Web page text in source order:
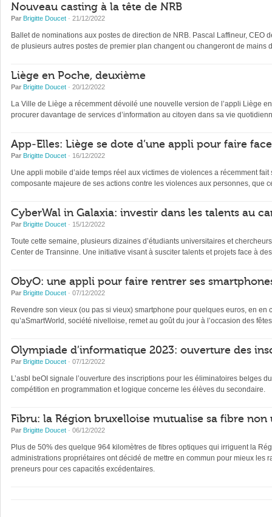
Nouveau casting à la tête de NRB
Par Brigitte Doucet · 21/12/2022
Ballet de nominations aux postes de direction de NRB. Pascal Laffineur,
de plusieurs autres postes de premier plan changent ou changeront de mains
Liège en Poche, deuxième
Par Brigitte Doucet · 20/12/2022
La Ville de Liège a récemment dévoilé une nouvelle version de l’appli Liège
procurer davantage de services d’information au citoyen dans sa vie
App-Elles: Liège se dote d’une appli pour faire
Par Brigitte Doucet · 16/12/2022
Une appli mobile d’aide temps réel aux victimes de violences a récemment
composante majeure de ses actions contre les violences aux personnes, que
CyberWal in Galaxia: investir dans les talents au
Par Brigitte Doucet · 15/12/2022
Toute cette semaine, plusieurs dizaines d’étudiants universitaires et
Center de Transinne. Une initiative visant à susciter talents et projets face à
ObyO: une appli pour faire rentrer ses
Par Brigitte Doucet · 07/12/2022
Revendre son vieux (ou pas si vieux) smartphone pour quelques euros, en
qu’aSmartWorld, société nivelloise, remet au goût du jour à l’occasion des
Olympiade d’informatique 2023: ouverture des
Par Brigitte Doucet · 07/12/2022
L’asbl beOI signale l’ouverture des inscriptions pour les éliminatoires belges
compétition en programmation et logique concerne les élèves du secondaire.
Fibru: la Région bruxelloise mutualise sa fibre non
Par Brigitte Doucet · 06/12/2022
Plus de 50% des quelque 964 kilomètres de fibres optiques qui irriguent la
administrations propriétaires ont décidé de mettre en commun pour mieux les
preneurs pour ces capacités excédentaires.